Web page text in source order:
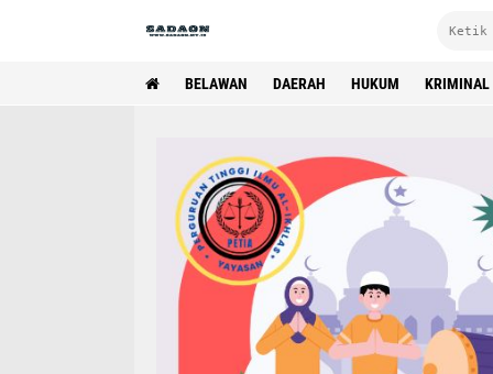
BELAWAN DAERAH HUKUM KRIMINAL